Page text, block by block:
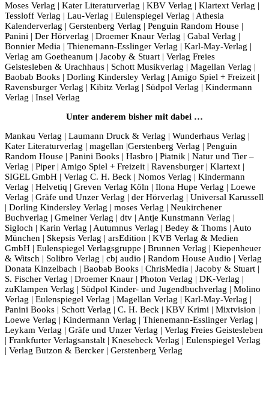
Moses Verlag | Kater Literaturverlag | KBV Verlag | Klartext Verlag |
Tessloff Verlag | Lau-Verlag | Eulenspiegel Verlag | Athesia
Kalenderverlag | Gerstenberg Verlag | Penguin Random House |
Panini | Der Hörverlag | Droemer Knaur Verlag | Gabal Verlag |
Bonnier Media | Thienemann-Esslinger Verlag | Karl-May-Verlag |
Verlag am Goetheanum | Jacoby & Stuart | Verlag Freies
Geistesleben & Urachhaus | Schott Musikverlag | Magellan Verlag |
Baobab Books | Dorling Kindersley Verlag | Amigo Spiel + Freizeit |
Ravensburger Verlag | Kibitz Verlag | Südpol Verlag | Kindermann
Verlag | Insel Verlag
Unter anderem bisher mit dabei …
Mankau Verlag | Laumann Druck & Verlag | Wunderhaus Verlag |
Kater Literaturverlag | magellan |Gerstenberg Verlag | Penguin
Random House | Panini Books | Hasbro | Piatnik | Natur und Tier –
Verlag | Piper | Amigo Spiel + Freizeit | Ravensburger | Klartext |
SIGEL GmbH | Verlag C. H. Beck | Nomos Verlag | Kindermann
Verlag | Helvetiq | Greven Verlag Köln | Ilona Hupe Verlag | Loewe
Verlag | Gräfe und Unzer Verlag | der Hörverlag | Universal Karussell
| Dorling Kindersley Verlag | moses Verlag | Neukirchener
Buchverlag | Gmeiner Verlag | dtv | Antje Kunstmann Verlag |
Sigloch | Karin Verlag | Autumnus Verlag | Bedey & Thoms | Auto
München | Skepsis Verlag | arsEdition | KVB Verlag & Medien
GmbH | Eulenspiegel Verlagsgruppe | Brunnen Verlag | Kiepenheuer
& Witsch | Solibro Verlag | cbj audio | Random House Audio | Verlag
Donata Kinzelbach | Baobab Books | ChrisMedia | Jacoby & Stuart |
S. Fischer Verlag | Droemer Knaur | Photon Verlag | DK-Verlag |
zuKlampen Verlag | Südpol Kinder- und Jugendbuchverlag | Molino
Verlag | Eulenspiegel Verlag | Magellan Verlag | Karl-May-Verlag |
Panini Books | Schott Verlag | C. H. Beck | KBV Krimi | Mixtvision |
Loewe Verlag | Kindermann Verlag | Thienemann-Esslinger Verlag |
Leykam Verlag | Gräfe und Unzer Verlag | Verlag Freies Geistesleben
| Frankfurter Verlagsanstalt | Knesebeck Verlag | Eulenspiegel Verlag
| Verlag Butzon & Bercker | Gerstenberg Verlag